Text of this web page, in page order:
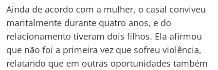
Ainda de acordo com a mulher, o casal conviveu
maritalmente durante quatro anos, e do
relacionamento tiveram dois filhos. Ela afirmou
que não foi a primeira vez que sofreu violência,
relatando que em outras oportunidades também